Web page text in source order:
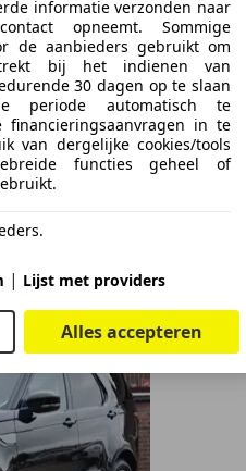
1e eig. #MOTORDEFECT
informatie verzonden naar
opneemt. Sommige
de aanbieders gebruikt om
bij het indienen van
30 dagen op te slaan
periode automatisch te
financieringsaanvragen in te
van dergelijke cookies/tools
functies geheel of
| Lijst met providers
Alles accepteren